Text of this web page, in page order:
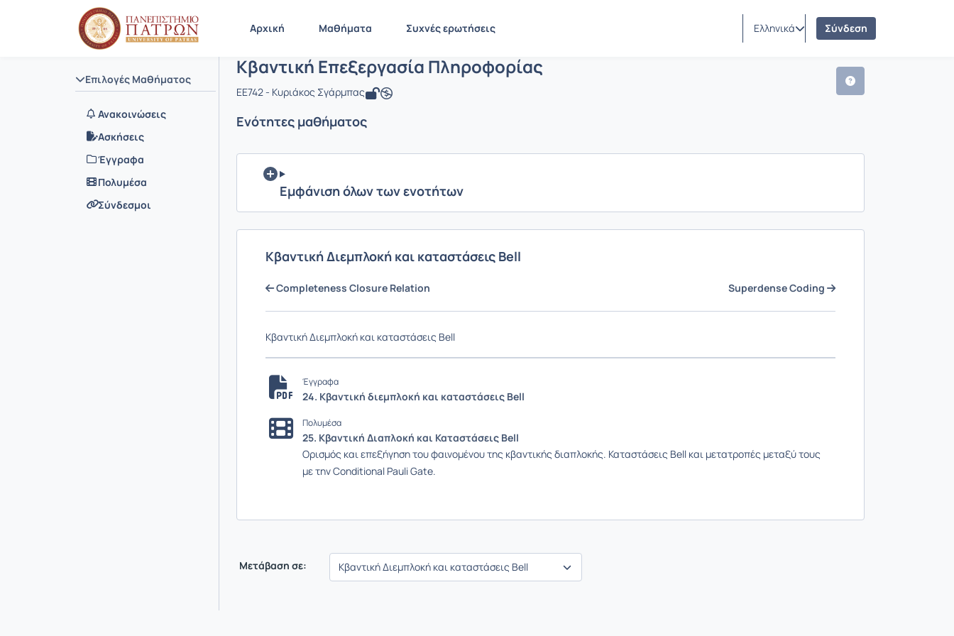
Αρχική Μαθήματα Συχνές ερωτήσεις Ελληνικά Σύνδεση
Επιλογές Μαθήματος
Ανακοινώσεις
Ασκήσεις
Έγγραφα
Πολυμέσα
Σύνδεσμοι
Αρχική Σελίδα Κβαντική Επεξεργασία Πληροφορίας
Μάθημα : Κβαντική Επεξεργασία Πληροφορίας
Κωδικός : EE742
Κβαντική Επεξεργασία Πληροφορίας
EE742 - Κυριάκος Σγάρμπας
Ενότητες μαθήματος
Εμφάνιση όλων των ενοτήτων
Κβαντική Διεμπλοκή και καταστάσεις Bell
Completeness Closure Relation Superdense Coding
Κβαντική Διεμπλοκή και καταστάσεις Bell
Έγγραφα
24. Κβαντική διεμπλοκή και καταστάσεις Bell
Πολυμέσα
25. Κβαντική Διαπλοκή και Καταστάσεις Bell
Ορισμός και επεξήγηση του φαινομένου της κβαντικής διαπλοκής. Καταστάσεις Bell και μετατροπές μεταξύ τους
με την Conditional Pauli Gate.
Μετάβαση σε: